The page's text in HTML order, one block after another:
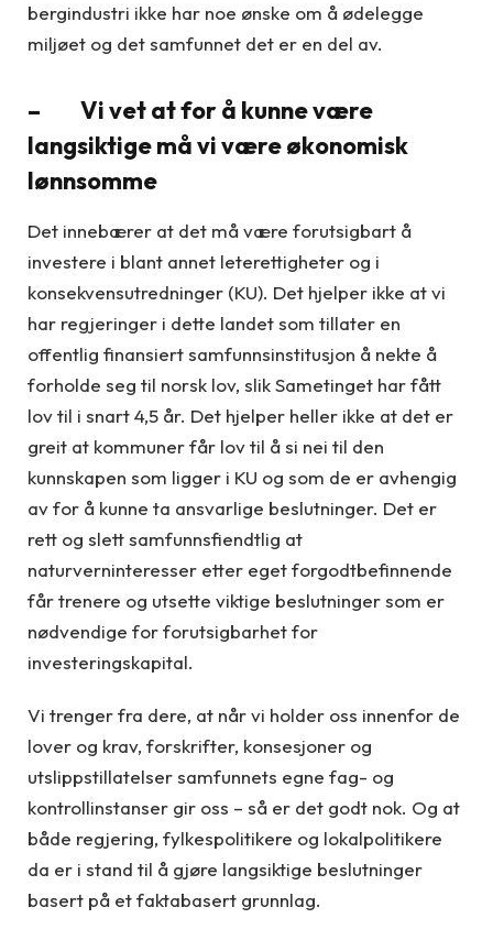
bergindustri ikke har noe ønske om å ødelegge
miljøet og det samfunnet det er en del av.
– Vi vet at for å kunne være
langsiktige må vi være økonomisk
lønnsomme
Det innebærer at det må være forutsigbart å
investere i blant annet leterettigheter og i
konsekvensutredninger (KU). Det hjelper ikke at vi
har regjeringer i dette landet som tillater en
offentlig finansiert samfunnsinstitusjon å nekte å
forholde seg til norsk lov, slik Sametinget har fått
lov til i snart 4,5 år. Det hjelper heller ikke at det er
greit at kommuner får lov til å si nei til den
kunnskapen som ligger i KU og som de er avhengig
av for å kunne ta ansvarlige beslutninger. Det er
rett og slett samfunnsfiendtlig at
naturverninteresser etter eget forgodtbefinnende
får trenere og utsette viktige beslutninger som er
nødvendige for forutsigbarhet for
investeringskapital.
Vi trenger fra dere, at når vi holder oss innenfor de
lover og krav, forskrifter, konsesjoner og
utslippstillatelser samfunnets egne fag- og
kontrollinstanser gir oss – så er det godt nok. Og at
både regjering, fylkespolitikere og lokalpolitikere
da er i stand til å gjøre langsiktige beslutninger
basert på et faktabasert grunnlag.